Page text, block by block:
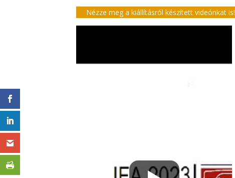
Nézze meg a kiállításról készített videónkat is!